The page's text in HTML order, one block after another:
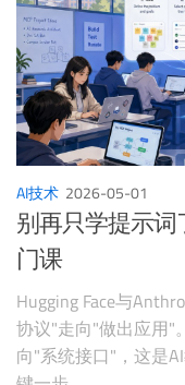
AI技术 2026-05-01
别再只学提示词
门课
Hugging Face与
协议"走向"做出应用"
向"系统接口"，这是